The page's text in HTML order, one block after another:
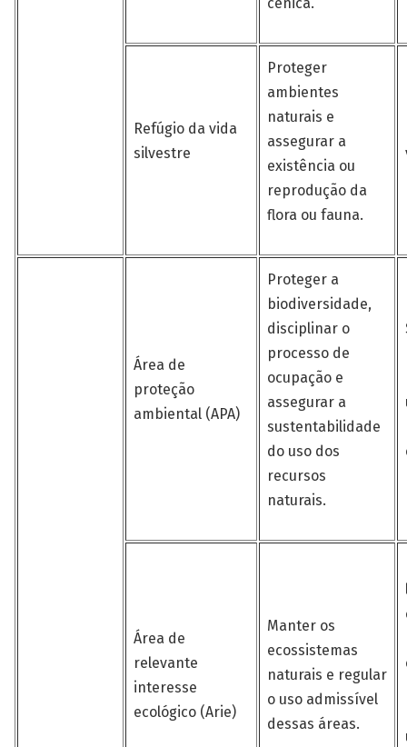
cênica.
Refúgio da vida
silvestre
Proteger
ambientes
naturais e
assegurar a
existência ou
reprodução da
flora ou fauna.
Área de
proteção
ambiental (APA)
Proteger a
biodiversidade,
disciplinar o
processo de
ocupação e
assegurar a
sustentabilidade
do uso dos
recursos
naturais.
Área de
relevante
interesse
ecológico (Arie)
Manter os
ecossistemas
naturais e regular
o uso admissível
dessas áreas.